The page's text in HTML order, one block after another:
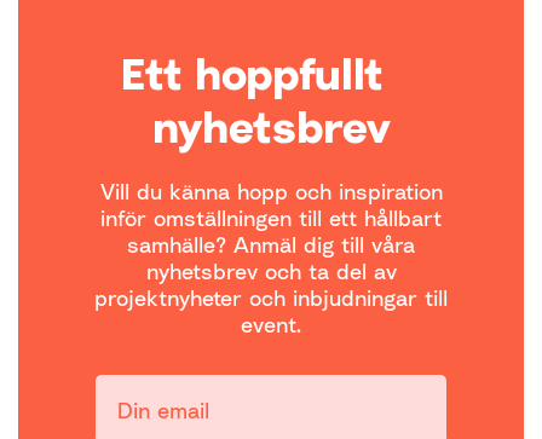
Ett hoppfullt
nyhetsbrev
Vill du känna hopp och inspiration
inför omställningen till ett hållbart
samhälle? Anmäl dig till våra
nyhetsbrev och ta del av
projektnyheter och inbjudningar till
event.